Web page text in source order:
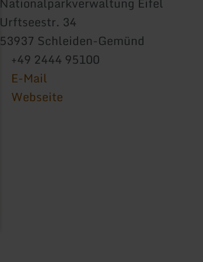
Urftseestr. 34
53937 Schleiden-Gemünd
+49 2444 95100
E-Mail
Webseite